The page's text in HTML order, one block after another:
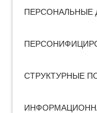
ПЕРСОНАЛЬНЫЕ
СТРУКТУРНЫЕ